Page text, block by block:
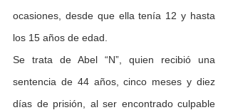
ocasiones, desde que ella tenía 12 y hasta
los 15 años de edad.
Se trata de Abel “N”, quien recibió una
sentencia de 44 años, cinco meses y diez
días de prisión, al ser encontrado culpable